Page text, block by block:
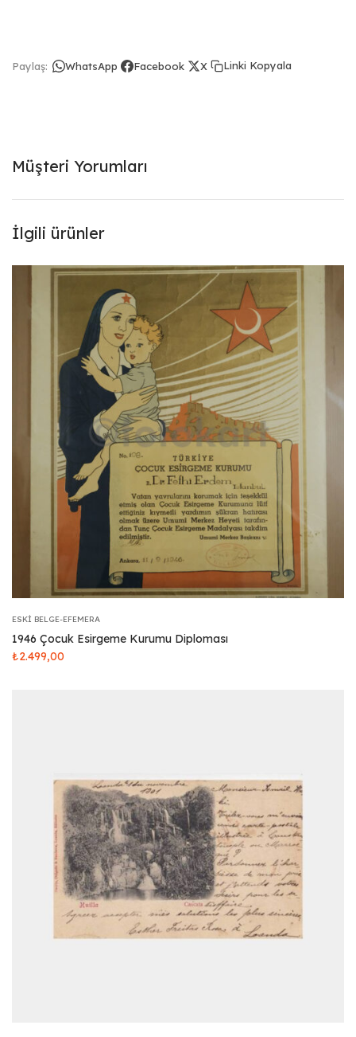
Paylaş: WhatsApp Facebook X Linki Kopyala
Müşteri Yorumları
İlgili ürünler
ESKI BELGE-EFEMERA
1946 Çocuk Esirgeme Kurumu Diploması
₺2.499,00